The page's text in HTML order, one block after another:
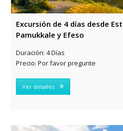
Excursión de 4 días desde
Pamukkale y Efeso
Duración: 4 Días
Precio: Por favor pregunte
Ver detalles